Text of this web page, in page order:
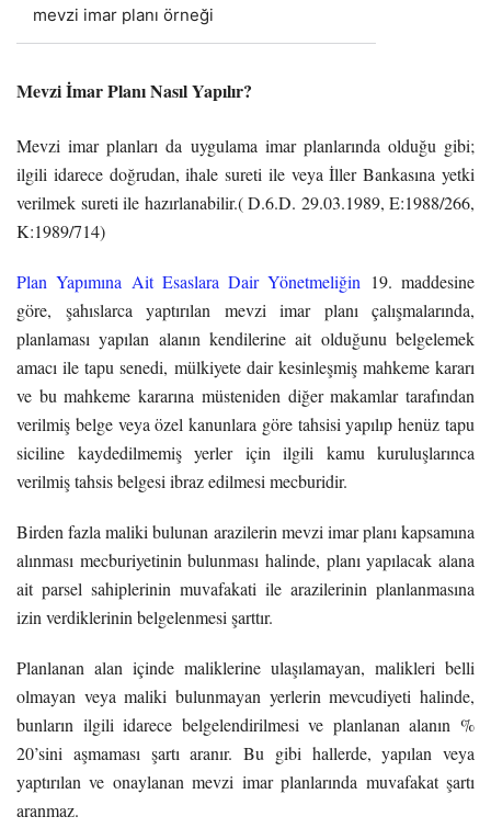
mevzi imar planı örneği
Mevzi İmar Planı Nasıl Yapılır?
Mevzi imar planları da uygulama imar planlarında olduğu gibi;
ilgili idarece doğrudan, ihale sureti ile veya İller Bankasına yetki
verilmek sureti ile hazırlanabilir.( D.6.D. 29.03.1989, E:1988/266,
K:1989/714)
Plan Yapımına Ait Esaslara Dair Yönetmeliğin 19. maddesine
göre, şahıslarca yaptırılan mevzi imar planı çalışmalarında,
planlaması yapılan alanın kendilerine ait olduğunu belgelemek
amacı ile tapu senedi, mülkiyete dair kesinleşmiş mahkeme kararı
ve bu mahkeme kararına müsteniden diğer makamlar tarafından
verilmiş belge veya özel kanunlara göre tahsisi yapılıp henüz tapu
siciline kaydedilmemiş yerler için ilgili kamu kuruluşlarınca
verilmiş tahsis belgesi ibraz edilmesi mecburidir.
Birden fazla maliki bulunan arazilerin mevzi imar planı kapsamına
alınması mecburiyetinin bulunması halinde, planı yapılacak alana
ait parsel sahiplerinin muvafakati ile arazilerinin planlanmasına
izin verdiklerinin belgelenmesi şarttır.
Planlanan alan içinde maliklerine ulaşılamayan, malikleri belli
olmayan veya maliki bulunmayan yerlerin mevcudiyeti halinde,
bunların ilgili idarece belgelendirilmesi ve planlanan alanın %
20’sini aşmaması şartı aranır. Bu gibi hallerde, yapılan veya
yaptırılan ve onaylanan mevzi imar planlarında muvafakat şartı
aranmaz.